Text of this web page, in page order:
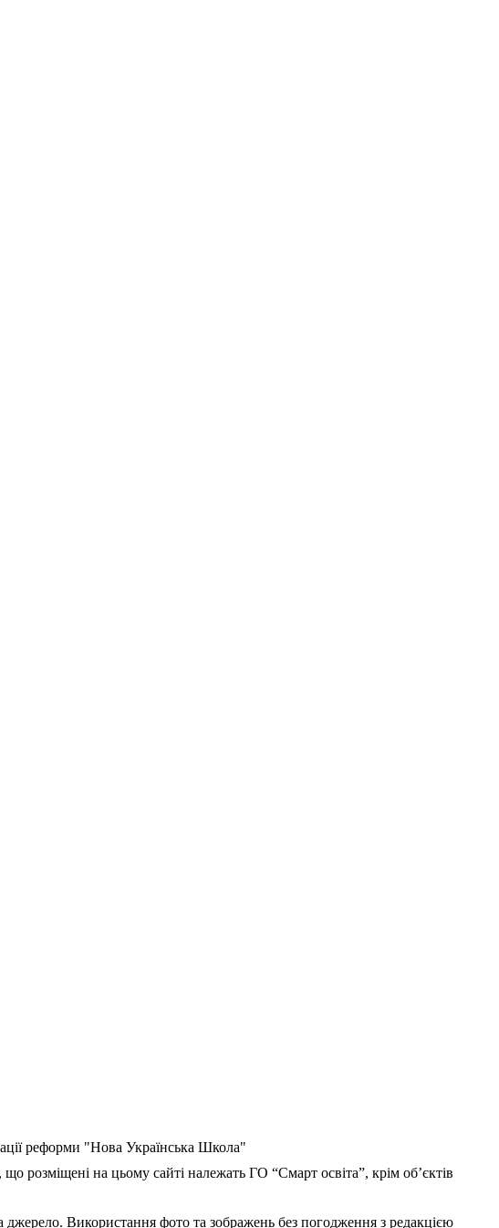
реформи "Нова Українська Школа"
розміщені на цьому сайті належать ГО “Смарт освіта”, крім об’єктів
Використання фото та зображень без погодження з редакцією